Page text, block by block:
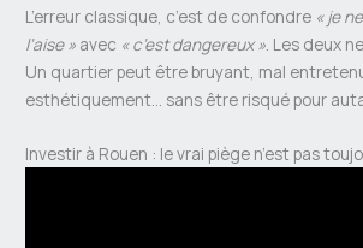
L’erreur classique, c’est de confondre « je
l’aise » avec « c’est dangereux ». Les deux
Un quartier peut être bruyant, mal
esthétiquement… sans être risqué pour
Investir à Rouen : le vrai piège n’est pas